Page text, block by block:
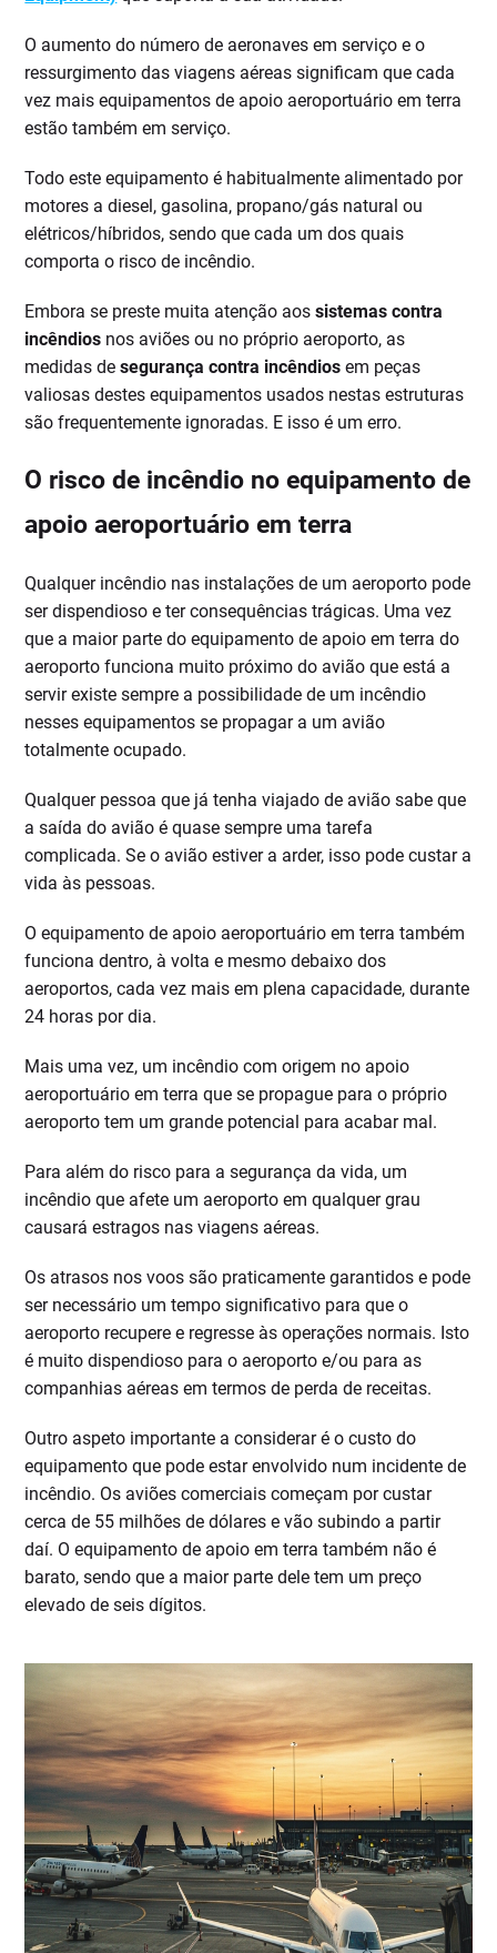
O aumento do número de aeronaves em serviço e o
ressurgimento das viagens aéreas significam que cada
vez mais equipamentos de apoio aeroportuário em terra
estão também em serviço.
Todo este equipamento é habitualmente alimentado por
motores a diesel, gasolina, propano/gás natural ou
elétricos/híbridos, sendo que cada um dos quais
comporta o risco de incêndio.
Embora se preste muita atenção aossistemas contra
incêndios nos aviões ou no próprio aeroporto, as
medidas desegurança contra incêndiosem peças
valiosas destes equipamentos usados nestas estruturas
são frequentemente ignoradas. E isso é um erro.
O risco de incêndio no equipamento de
apoio aeroportuário em terra
Qualquer incêndio nas instalações de um aeroporto pode
ser dispendioso e ter consequências trágicas. Uma vez
que a maior parte do equipamento de apoio em terra do
aeroporto funciona muito próximo do avião que está a
servir existe sempre a possibilidade de um incêndio
nesses equipamentos se propagar a um avião
totalmente ocupado.
Qualquer pessoa que já tenha viajado de avião sabe que
a saída do avião é quase sempre uma tarefa
complicada. Se o avião estiver a arder, isso pode custar a
vida às pessoas.
O equipamento de apoio aeroportuário em terra também
funciona dentro, à volta e mesmo debaixo dos
aeroportos, cada vez mais em plena capacidade, durante
24 horas por dia.
Mais uma vez, um incêndio com origem no apoio
aeroportuário em terra que se propague para o próprio
aeroporto tem um grande potencial para acabar mal.
Para além do risco para a segurança da vida, um
incêndio que afete um aeroporto em qualquer grau
causará estragos nas viagens aéreas.
Os atrasos nos voos são praticamente garantidos e pode
ser necessário um tempo significativo para que o
aeroporto recupere e regresse às operações normais. Isto
é muito dispendioso para o aeroporto e/ou para as
companhias aéreas em termos de perda de receitas.
Outro aspeto importante a considerar é o custo do
equipamento que pode estar envolvido num incidente de
incêndio. Os aviões comerciais começam por custar
cerca de 55 milhões de dólares e vão subindo a partir
daí. O equipamento de apoio em terra também não é
barato, sendo que a maior parte dele tem um preço
elevado de seis dígitos.